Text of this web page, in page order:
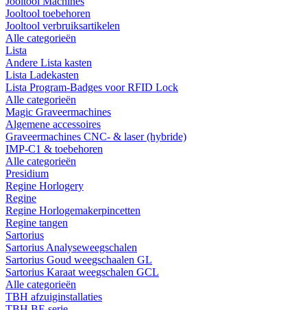
Jooltool toebehoren
Jooltool verbruiksartikelen
Alle categorieën
Lista
Andere Lista kasten
Lista Ladekasten
Lista Program-Badges voor RFID Lock
Alle categorieën
Magic Graveermachines
Algemene accessoires
Graveermachines CNC- & laser (hybride)
IMP-C1 & toebehoren
Alle categorieën
Presidium
Regine Horlogery
Regine
Regine Horlogemakerpincetten
Regine tangen
Sartorius
Sartorius Analyseweegschalen
Sartorius Goud weegschaalen GL
Sartorius Karaat weegschalen GCL
Alle categorieën
TBH afzuiginstallaties